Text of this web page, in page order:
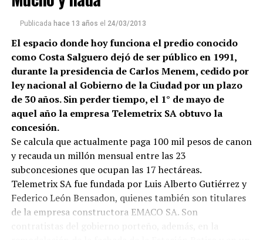
Publicada hace 13 años el 24/03/2013
El espacio donde hoy funciona el predio conocido
como Costa Salguero dejó de ser público en 1991,
durante la presidencia de Carlos Menem, cedido por
ley nacional al Gobierno de la Ciudad por un plazo
de 30 años. Sin perder tiempo, el 1° de mayo de
aquel año la empresa Telemetrix SA obtuvo la
concesión.
Se calcula que actualmente paga 100 mil pesos de canon
y recauda un millón mensual entre las 23
subconcesiones que ocupan las 17 hectáreas.
Telemetrix SA fue fundada por Luis Alberto Gutiérrez y
Federico León Bensadon, quienes también son titulares
de la empresa constructora EMACO SA. Son